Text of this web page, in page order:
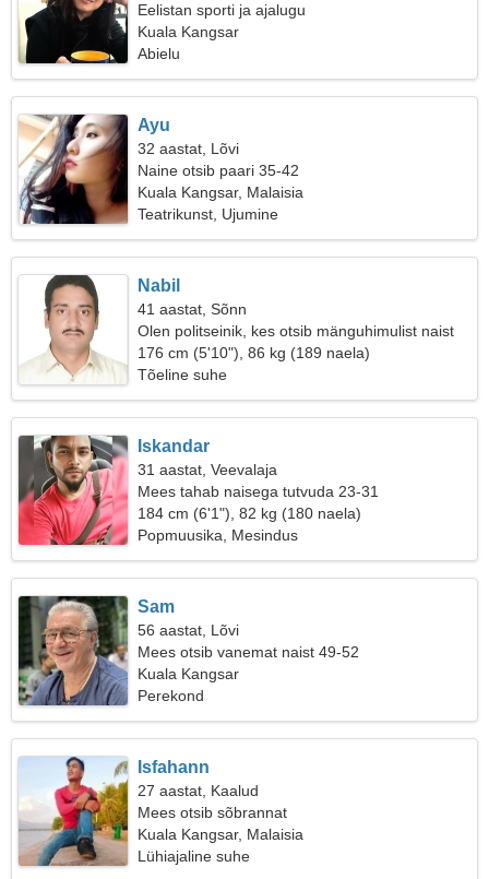
Eelistan sporti ja ajalugu
Kuala Kangsar
Abielu
Ayu
32 aastat, Lõvi
Naine otsib paari 35-42
Kuala Kangsar, Malaisia
Teatrikunst, Ujumine
Nabil
41 aastat, Sõnn
Olen politseinik, kes otsib mänguhimulist naist
176 cm (5'10"), 86 kg (189 naela)
Tõeline suhe
Iskandar
31 aastat, Veevalaja
Mees tahab naisega tutvuda 23-31
184 cm (6'1"), 82 kg (180 naela)
Popmuusika, Mesindus
Sam
56 aastat, Lõvi
Mees otsib vanemat naist 49-52
Kuala Kangsar
Perekond
Isfahann
27 aastat, Kaalud
Mees otsib sõbrannat
Kuala Kangsar, Malaisia
Lühiajaline suhe